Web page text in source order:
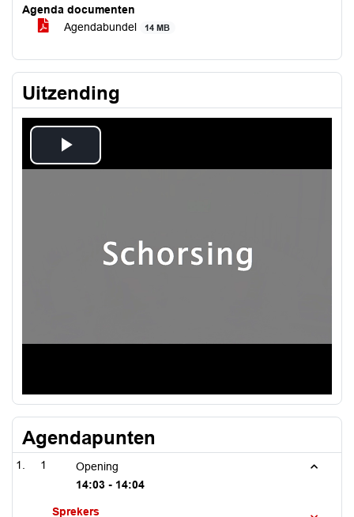
Agenda documenten
Agendabundel
14 MB
Uitzending
Play
Agendapunten
1
Opening
14:03 - 14:04
Sprekers